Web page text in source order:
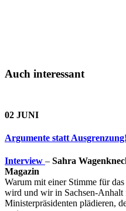
Auch interessant
02 JUNI
Argumente statt Ausgrenzung!
Interview – Sahra
Magazin
Warum mit einer Stimme für
wird und wir in Sachsen-Anhalt
Ministerpräsidenten plädieren,